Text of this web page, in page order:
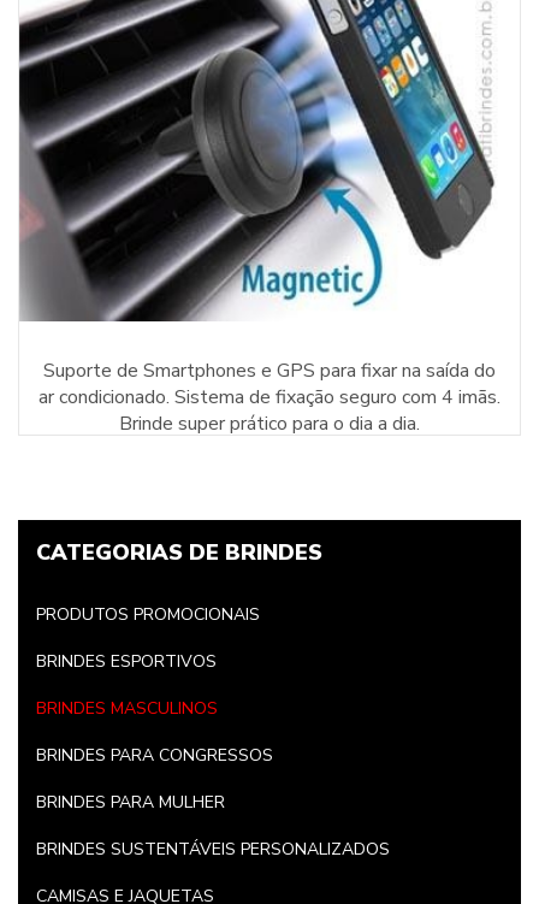
Suporte de Smartphones e GPS para fixar na saída do
ar condicionado. Sistema de fixação seguro com 4 imãs.
Brinde super prático para o dia a dia.
CATEGORIAS DE BRINDES
PRODUTOS PROMOCIONAIS
BRINDES ESPORTIVOS
BRINDES MASCULINOS
BRINDES PARA CONGRESSOS
BRINDES PARA MULHER
BRINDES SUSTENTÁVEIS PERSONALIZADOS
CAMISAS E JAQUETAS